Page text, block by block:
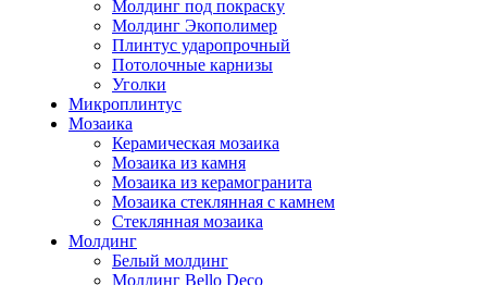
Молдинг под покраску
Молдинг Экополимер
Плинтус ударопрочный
Потолочные карнизы
Уголки
Микроплинтус
Мозаика
Керамическая мозаика
Мозаика из камня
Мозаика из керамогранита
Мозаика стеклянная с камнем
Стеклянная мозаика
Молдинг
Белый молдинг
Молдинг Bello Deco